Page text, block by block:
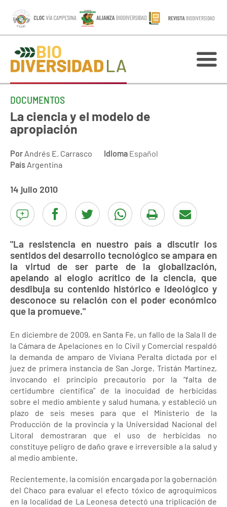
DOCUMENTOS
La ciencia y el modelo de
apropiación
Por Andrés E. Carrasco Idioma Español
País Argentina
14 julio 2010
"La resistencia en nuestro país a discutir los
sentidos del desarrollo tecnológico se ampara en
la virtud de ser parte de la globalización,
apelando al elogio acrítico de la ciencia, que
desdibuja su contenido histórico e ideológico y
desconoce su relación con el poder económico
que la promueve."
En diciembre de 2009, en Santa Fe, un fallo de la Sala II de
la Cámara de Apelaciones en lo Civil y Comercial respaldó
la demanda de amparo de Viviana Peralta dictada por el
juez de primera instancia de San Jorge, Tristán Martínez,
invocando el principio precautorio por la “falta de
certidumbre científica” de la inocuidad de herbicidas
sobre el medio ambiente y salud humana, y estableció un
plazo de seis meses para que el Ministerio de la
Producción de la provincia y la Universidad Nacional del
Litoral demostraran que el uso de herbicidas no
constituye peligro de daño grave e irreversible a la salud y
al medio ambiente.
Recientemente, la comisión encargada por la gobernación
del Chaco para evaluar el efecto tóxico de agroquímicos
en la localidad de La Leonesa detectó una triplicación de